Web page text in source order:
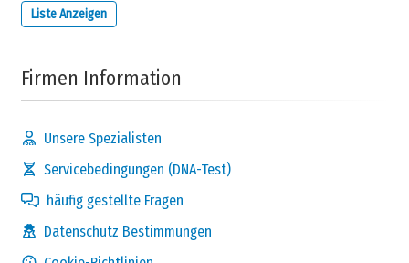
Mussten SieIhre Ernährung anpassen
keine
Antwort
nein,
nichts
Liste Anzeigen
Firmen Information
Unsere Spezialisten
Servicebedingungen (DNA-Test)
häufig gestellte Fragen
Datenschutz Bestimmungen